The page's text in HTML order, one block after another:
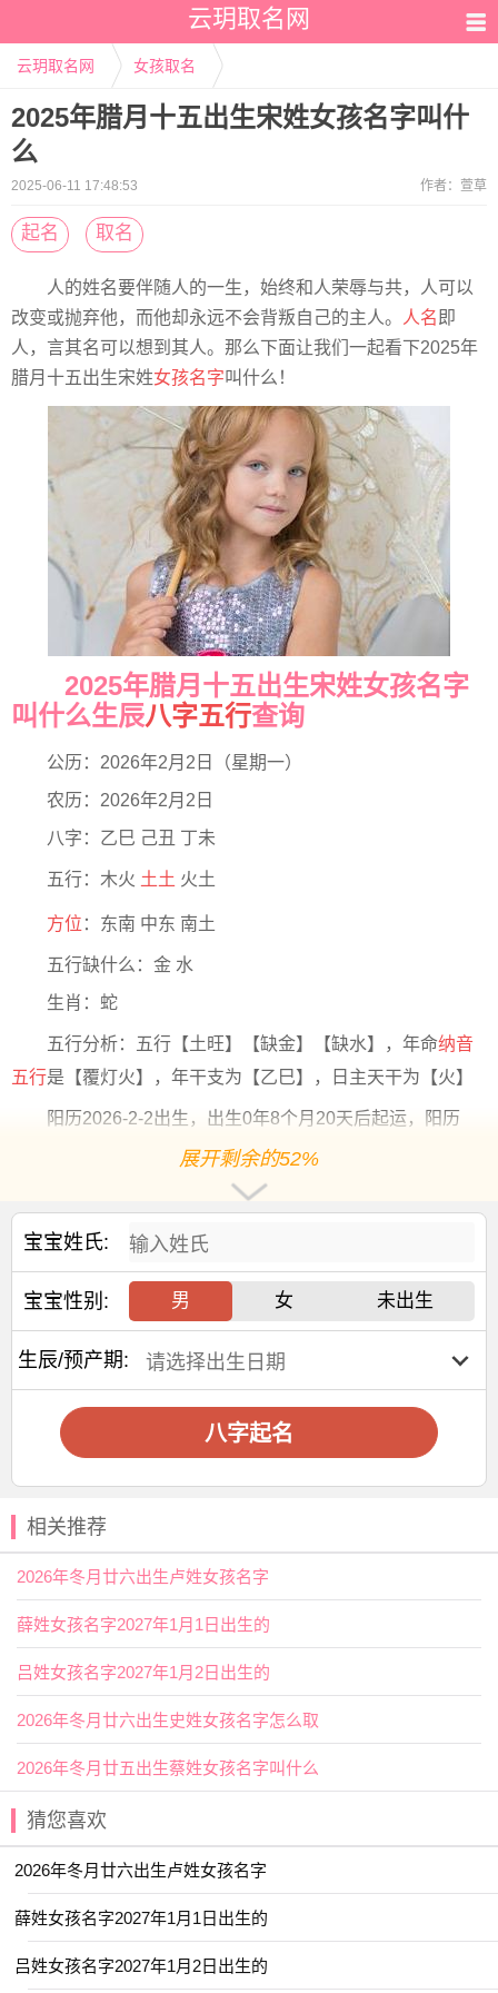
云玥取名网
云玥取名网 女孩取名
2025年腊月十五出生宋姓女孩名字叫什
么
2025-06-11 17:48:53 作者： 萱草
起名 取名
人的姓名要伴随人的一生，始终和人荣辱与共，人可以
改变或抛弃他，而他却永远不会背叛自己的主人。
人名 即
人，言其名可以想到其人。那么下面让我们一起看下2025年
腊月十五出生宋姓女孩名字叫什么！
2025年腊月十五出生宋姓女孩名字
叫什么生辰八字五行查询
公历：2026年2月2日（星期一）
农历：2026年2月2日
八字：乙巳 己丑 丁未
五行：木火 土土 火土
方位 ：东南 中东 南土
五行缺什么：金 水
生肖：蛇
五行分析：五行【土旺】【缺金】【缺水】，年命纳音
五行是【覆灯火】，年干支为【乙巳】，日主天干为【火】
阳历2026-2-2出生，出生0年8个月20天后起运，阳历
大运干支：丙午 丙辰 丙寅 丙子 丙戌 丙申 丙午 丙辰 丙
寅
交运年份：
2026 2036 2046 2056 2066 2076 2086 2096 2106
交运年龄
：1岁 11岁 21岁 31岁 41岁 51岁 61岁 71岁 81
岁
2025年腊月十五出生宋姓女孩名字
叫什么宜用字
【姝】指美丽、美好、美女、柔顺。用作人名意指花容
月貌、温顺之义；
【陌】陌指田间小路。可以引申为思想或行动的
悉。用作人名意指神秘、行成于思之义。
2025年腊月十五出生宋姓女孩名字
叫什么好名字推荐
【舒悦】 【宣淇】 【金虹】 【金莹】
【舒玥】 【金卿】 【曼雪】 【琳紫】
【金慧】 【书语】 【忆君】 【梦溪】
【园雯】 【琬郡】 【屹瑶】 【宛迎】
【璟芊】 【惜时】 【子璎】 【月蕊】
【芷音】 【霞姝】 【伊然】 【羽阳】
展开剩余的52%
宝宝姓氏:
宝宝性别: 男 女 未出生
生辰/预产期:
八字起名
相关推荐
2026年冬月廿六出生卢姓女孩名字
薛姓女孩名字2027年1月1日出生的
吕姓女孩名字2027年1月2日出生的
2026年冬月廿六出生史姓女孩名字怎么取
2026年冬月廿五出生蔡姓女孩名字叫什么
猜您喜欢
2026年冬月廿六出生卢姓女孩名字
薛姓女孩名字2027年1月1日出生的
吕姓女孩名字2027年1月2日出生的